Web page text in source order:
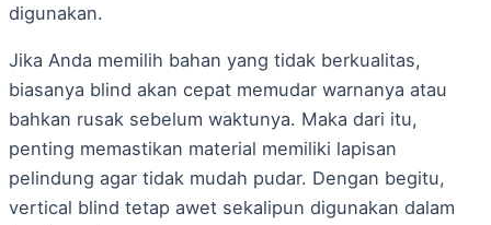
digunakan.
Jika Anda memilih bahan yang tidak berkualitas,
biasanya blind akan cepat memudar warnanya atau
bahkan rusak sebelum waktunya. Maka dari itu,
penting memastikan material memiliki lapisan
pelindung agar tidak mudah pudar. Dengan begitu,
vertical blind tetap awet sekalipun digunakan dalam